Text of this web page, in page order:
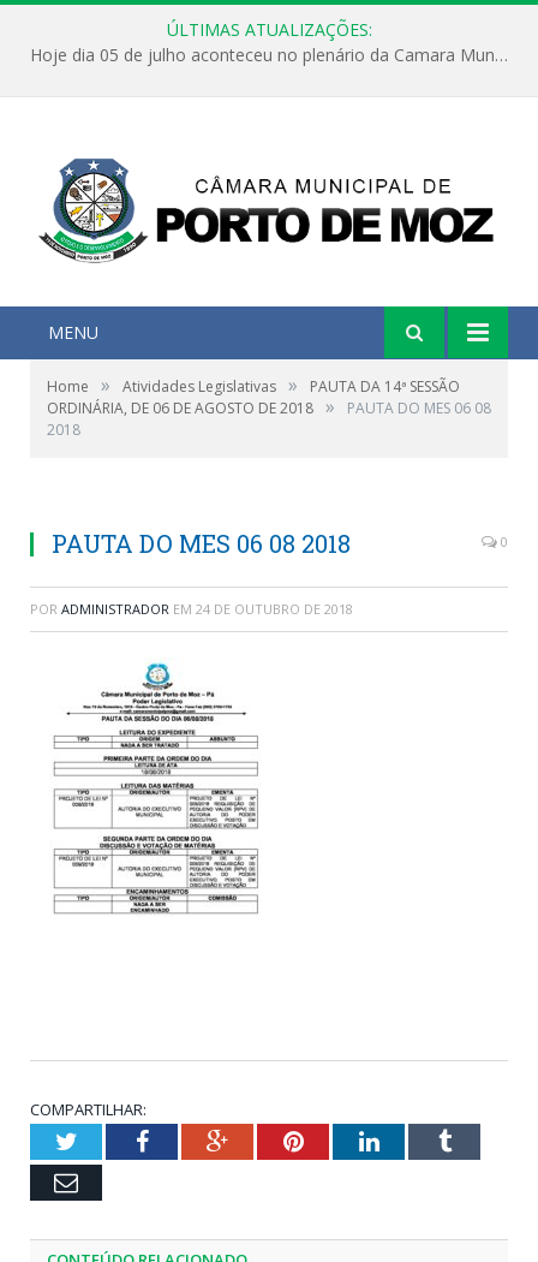
ÚLTIMAS ATUALIZAÇÕES:
Hoje dia 05 de julho aconteceu no plenário da Camara Municipal de Porto de Moz a Sessão Solene de Abertura dos Trabalhos Legislativos 2º Período da 23ª Legislatura
MENU
Home » Atividades Legislativas »
PAUTA DA 14ª SESSÃO
ORDINÁRIA, DE 06 DE AGOSTO DE 2018 »
PAUTA DO MES 06 08
2018
PAUTA DO MES 06 08 2018 0
POR ADMINISTRADOR EM 24 DE OUTUBRO DE 2018
COMPARTILHAR:
TwitterFacebookGoogle+PinterestLinkedInTumblr
Email